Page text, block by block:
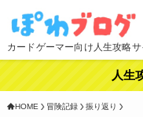
カードゲーマー向け人生攻略サ
人生
HOME 冒険記録 振り返り